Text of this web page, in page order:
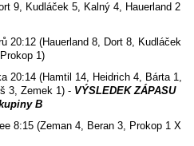
9, Kudláček 5, Kalný 4, Hauerland 2
20:12 (Hauerland 8, Dort 8, Kudláček
1)
20:14 (Hamtil 14, Heidrich 4, Bárta 1,
3, Zemek 1) - VÝSLEDEK ZÁPASU
B
8:15 (Zeman 4, Beran 3, Prokop 1 X